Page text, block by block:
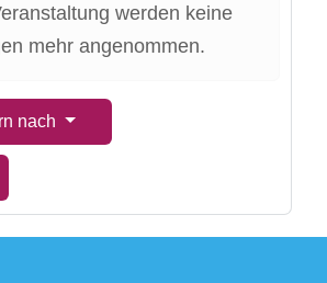
werden keine
mehr angenommen.
nach